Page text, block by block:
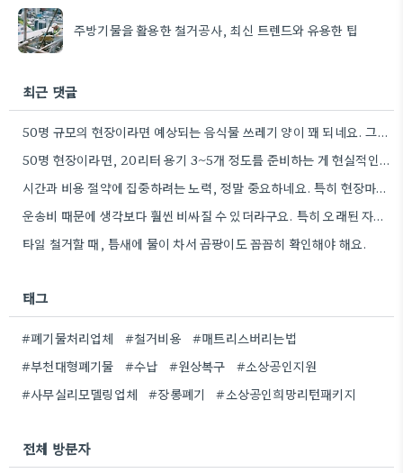
주방기물을 활용한 철거공사, 최신 트렌드와 유용한 팁
최근 댓글
50명 규모의 현장이라면 예상되는 음식물 쓰레기 양이 꽤 되네요. 그때 그만큼 준비해야겠어요.
50명 현장이라면, 20리터 용기 3~5개 정도를 준비하는 게 현실적인 숫자 같아요. 뼈나 씨앗 같은 건…
시간과 비용 절약에 집중하려는 노력, 정말 중요하네요. 특히 현장마다 상황이 다 다르니까, 획일적인 방법보다는 현장…
운송비 때문에 생각보다 훨씬 비싸질 수 있더라구요. 특히 오래된 자재는 부식도 심할 것 같아요.
타일 철거할 때, 틈새에 물이 차서 곰팡이도 꼼꼼히 확인해야 해요.
태그
#폐기물처리업체 #철거비용
#매트리스버리는법
#부천대형폐기물
#수납 #원상복구
#소상공인지원
#사무실리모델링업체
#장롱폐기 #소상공인희망리턴패키지
전체 방문자